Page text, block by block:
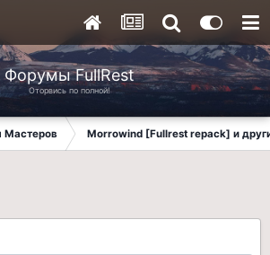
Форумы FullRest
Оторвись по полной!
Мастеров Morrowind [Fullrest repack] и